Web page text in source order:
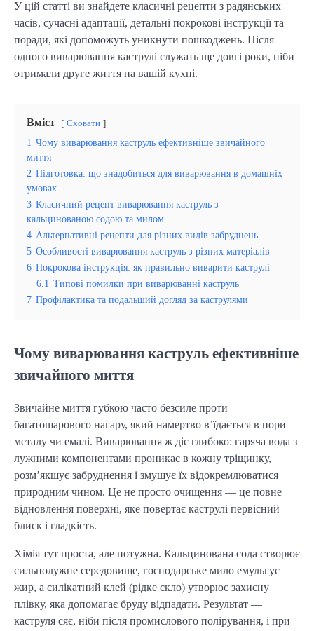
У цій статті ви знайдете класичні рецепти з радянських
часів, сучасні адаптації, детальні покрокові інструкції та
поради, які допоможуть уникнути пошкоджень. Після
одного виварювання каструлі служать ще довгі роки, ніби
отримали друге життя на вашій кухні.
Вміст Сховати
1 Чому виварювання каструль ефективніше звичайного
миття
2 Підготовка: що знадобиться для виварювання в домашніх
умовах
3 Класичний рецепт виварювання каструль з
кальцинованою содою та милом
4 Альтернативні рецепти для різних видів забруднень
5 Особливості виварювання каструль з різних матеріалів
6 Покрокова інструкція: як правильно виварити каструлі
6.1 Типові помилки при виварюванні каструль
7 Профілактика та подальший догляд за каструлями
Чому виварювання каструль ефективніше
звичайного миття
Звичайне миття губкою часто безсиле проти
багатошарового нагару, який намертво в’їдається в пори
металу чи емалі. Виварювання ж діє глибоко: гаряча вода з
лужними компонентами проникає в кожну тріщинку,
розм’якшує забруднення і змушує їх відокремлюватися
природним чином. Це не просто очищення — це повне
відновлення поверхні, яке повертає каструлі первісний
блиск і гладкість.
Хімія тут проста, але потужна. Кальцинована сода створює
сильнолужне середовище, господарське мило емульгує
жир, а силікатний клей (рідке скло) утворює захисну
плівку, яка допомагає бруду відпадати. Результат —
каструля сяє, ніби після промислового полірування, і при